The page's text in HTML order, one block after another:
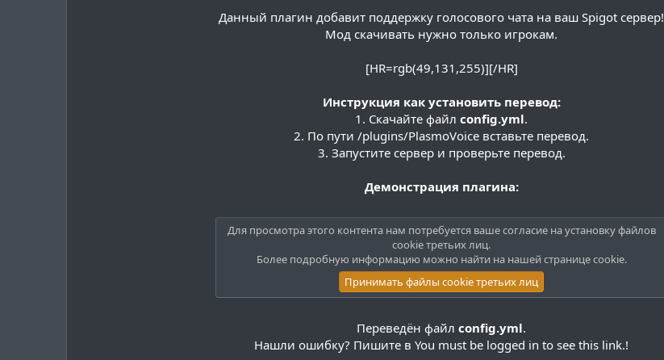
Данный плагин добавит поддержку голосового чата на ваш Spigot сервер!
Мод скачивать нужно только игрокам.
[HR=rgb(49,131,255)][/HR]
Инструкция как установить перевод:
1. Скачайте файл config.yml.
2. По пути /plugins/PlasmoVoice вставьте перевод.
3. Запустите сервер и проверьте перевод.
Демонстрация плагина:
Для просмотра этого контента нам потребуется ваше согласие на установку файлов
cookie третьих лиц.
Более подробную информацию можно найти на нашейстранице cookie.
Принимать файлы cookie третьих лиц
Переведён файл config.yml.
Нашли ошибку? Пишите в You must be logged in to see this link.!